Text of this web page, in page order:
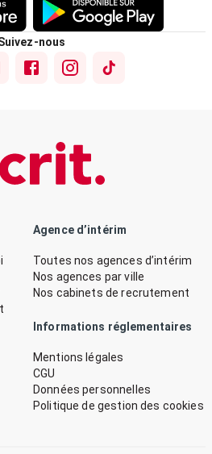
nous
Agence d’intérim
Toutes nos agences d’intérim
Nos agences par ville
Nos cabinets de recrutement
Informations réglementaires
Mentions légales
CGU
Données personnelles
Politique de gestion des cookies